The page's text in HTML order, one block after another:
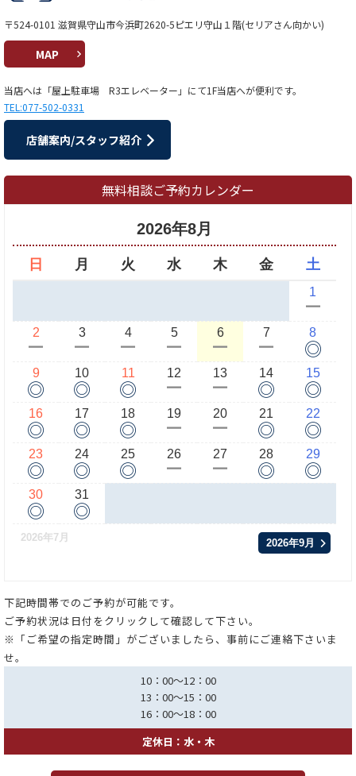
〒524-0101 滋賀県守山市今浜町2620-5ピエリ守山１階(セリアさん向かい)
MAP
当店へは「屋上駐車場 R3エレベーター」にて1F当店へが便利です。
TEL:077-502-0331
店舗案内/スタッフ紹介
無料相談ご予約カレンダー
2026年8月
日 月 火 水 木 金 土
1
ー
2
ー
3
ー
4
ー
5
ー
6
ー
7
ー
8
◎
9
◎
10
◎
11
◎
12
ー
13
ー
14
◎
15
◎
16
◎
17
◎
18
◎
19
ー
20
ー
21
◎
22
◎
23
◎
24
◎
25
◎
26
ー
27
ー
28
◎
29
◎
30
◎
31
◎
2026年7月 2026年9月
下記時間帯でのご予約が可能です。
ご予約状況は日付をクリックして確認して下さい。
※「ご希望の指定時間」がございましたら、事前にご連絡下さいま
せ。
10：00～12：00
13：00～15：00
16：00～18：00
定休日：水・木